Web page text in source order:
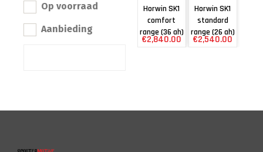
Op voorraad
Aanbieding
Horwin SK1
comfort
range (36 ah)
€2,840.00
Horwin SK1
standard
range (26 ah)
€2,540.00